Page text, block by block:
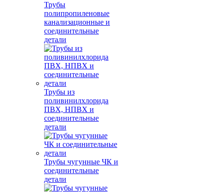
Трубы
полипропиленовые
канализационные и
соединительные
детали
Трубы из
поливинилхлорида
ПВХ, НПВХ и
соединительные
детали
Трубы чугунные ЧК и
соединительные
детали